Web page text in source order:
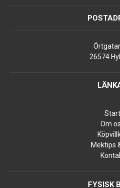
26574
Start
Om
Mektips
FYSISK